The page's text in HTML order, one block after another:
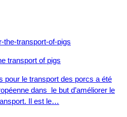
transport of pigs
pour le transport des porcs a été
dans le but d’améliorer le
Il est le…